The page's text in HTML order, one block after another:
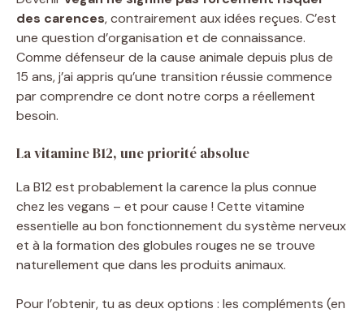
des carences, contrairement aux idées reçues. C’est
une question d’organisation et de connaissance.
Comme défenseur de la cause animale depuis plus de
15 ans, j’ai appris qu’une transition réussie commence
par comprendre ce dont notre corps a réellement
besoin.
La vitamine B12, une priorité absolue
La B12 est probablement la carence la plus connue
chez les vegans – et pour cause ! Cette vitamine
essentielle au bon fonctionnement du système nerveux
et à la formation des globules rouges ne se trouve
naturellement que dans les produits animaux.
Pour l’obtenir, tu as deux options : les compléments (en